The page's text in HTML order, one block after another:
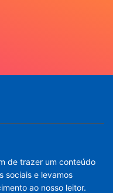
de trazer um conteúdo
sociais e levamos
ao nosso leitor.